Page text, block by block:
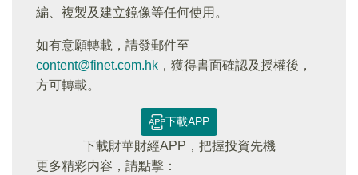
編、複製及建立鏡像等任何使用。
如有意願轉載，請發郵件至
content@finet.com.hk ，獲得書面確認及授權後，
方可轉載。
下載APP
下載財華財經APP，把握投資先機
更多精彩内容，請點擊：